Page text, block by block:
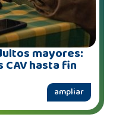
mayores:
hasta fin
ampliar